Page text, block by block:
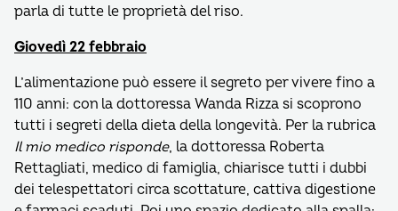
parla di tutte le proprietà del riso.
Giovedì 22 febbraio
L’alimentazione può essere il segreto per vivere fino a
110 anni: con la dottoressa Wanda Rizza si scoprono
tutti i segreti della dieta della longevità. Per la rubrica
Il mio medico risponde, la dottoressa Roberta
Rettagliati, medico di famiglia, chiarisce tutti i dubbi
dei telespettatori circa scottature, cattiva digestione